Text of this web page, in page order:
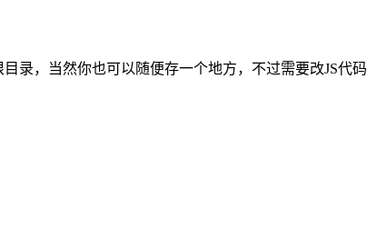
录，当然你也可以随便存一个地方，不过需要改JS代码